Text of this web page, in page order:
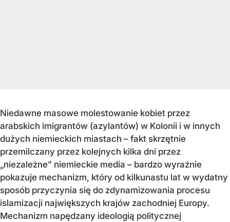
Niedawne masowe molestowanie kobiet przez
arabskich imigrantów (azylantów) w Kolonii i w innych
dużych niemieckich miastach – fakt skrzętnie
przemilczany przez kolejnych kilka dni przez
„niezależne” niemieckie media – bardzo wyraźnie
pokazuje mechanizm, który od kilkunastu lat w wydatny
sposób przyczynia się do zdynamizowania procesu
islamizacji największych krajów zachodniej Europy.
Mechanizm napędzany ideologią politycznej